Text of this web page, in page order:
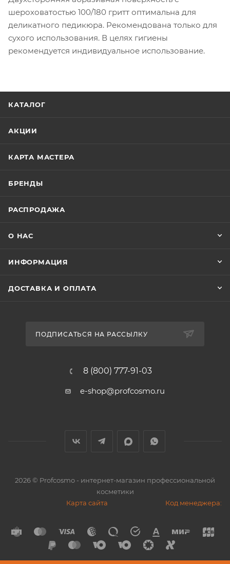
шероховатостью 100/180 гритт оптимальна для
деликатного педикюра. Рекомендована только для
сухого использования. В целях гигиены
рекомендуется индивидуальное использование.
КАТАЛОГ
АКЦИИ
КАРТА МАСТЕРА
БРЕНДЫ
РАСПРОДАЖА
О НАС
ИНФОРМАЦИЯ
ДОСТАВКА И ОПЛАТА
ПОДПИСАТЬСЯ НА РАССЫЛКУ
8 (800) 777-91-03
e-shop@profcosmo.ru
2026© Profcosmo - интернет-магазин профессиональной
косметики
Карта сайта
Код менеджера: